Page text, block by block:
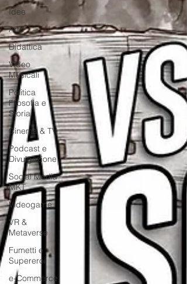
Idee
Arte
Didattica
Video
Musicali
Politica
Filosofia e
Storia
Cinema & TV
Podcast e
Divulgazione
Social Media
MKT
Videogame
VR &
Metaverse
Fumetti e
Supereroi
e-Commerce